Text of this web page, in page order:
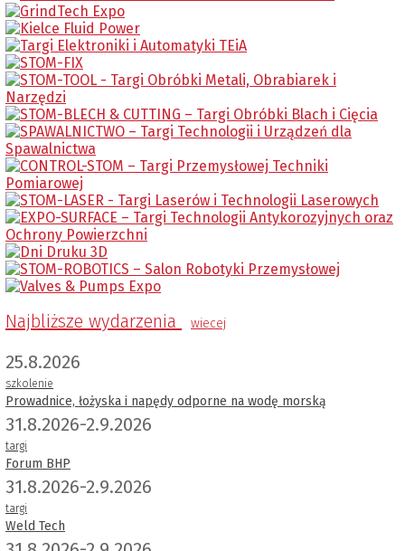
Najbliższe wydarzenia wiecej
25.8.2026
szkolenie
Prowadnice, łożyska i napędy odporne na wodę morską
31.8.2026-2.9.2026
targi
Forum BHP
31.8.2026-2.9.2026
targi
Weld Tech